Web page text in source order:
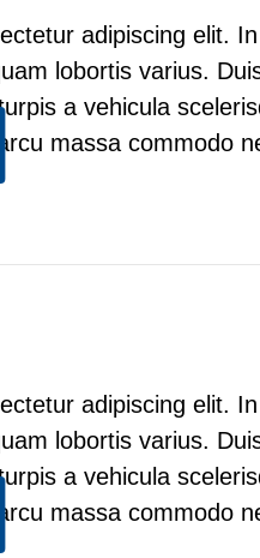
adipiscing elit.
lobortis varius.
a vehicula
massa commodo
adipiscing elit.
lobortis varius.
a vehicula
massa commodo